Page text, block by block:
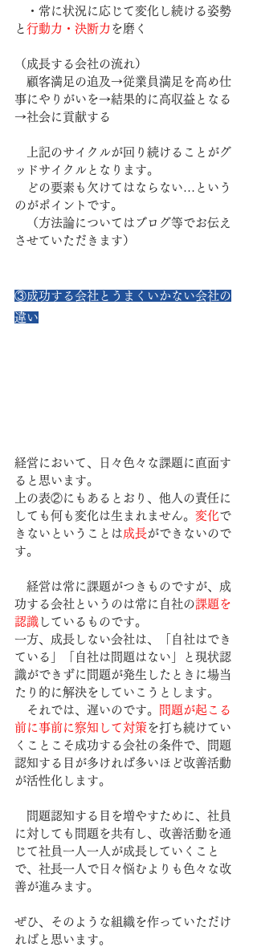
・常に状況に応じて変化し続ける姿勢
と 行動力・決断力 を磨く
（成長する会社の流れ）
顧客満足の追及→従業員満足を高め仕
事にやりがいを→結果的に高収益となる
→社会に貢献する
上記のサイクルが回り続けることがグ
ッドサイクルとなります。
どの要素も欠けてはならない…という
のがポイントです。
（方法論についてはブログ等でお伝え
させていただきます）
③成功する会社とうまくいかない会社の
違い
経営において、日々色々な課題に直面す
ると思います。
上の表②にもあるとおり、他人の責任に
しても何も変化は生まれません。 変化で
きないということは成長ができないので
す。
経営は常に課題がつきものですが、成
功する会社というのは常に自社の課題を
認識 しているものです。
一方、成長しない会社は、「自社はでき
ている」「自社は問題はない」と現状認
識ができずに問題が発生したときに場当
たり的に解決をしていこうとします。
それでは、遅いのです。
問題が起こる
前に事前に察知して対策 を打ち続けてい
くことこそ成功する会社の条件で、問題
認知する目が多ければ多いほど改善活動
が活性化します。
問題認知する目を増やすために、社員
に対しても問題を共有し、改善活動を通
じて社員一人一人が成長していくこと
で、社長一人で日々悩むよりも色々な改
善が進みます。
ぜひ、そのような組織を作っていただけ
ればと思います。